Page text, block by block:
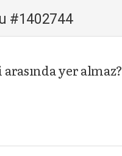
#1402744
yer